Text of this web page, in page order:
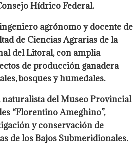
Hídrico Federal.
agrónomo y docente de
de Ciencias Agrarias de la
del Litoral, con amplia
de producción ganadera
bosques y humedales.
naturalista del Museo Provincial
“Florentino Ameghino”,
y conservación de
de los Bajos Submeridionales.